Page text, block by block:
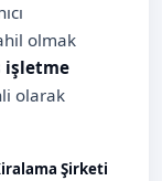
olmak
işletme
olarak
Şirketi